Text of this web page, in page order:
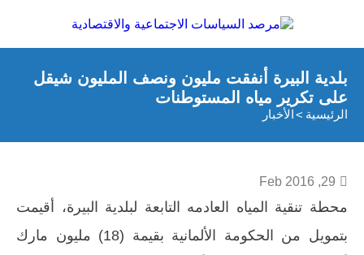
بلدية البيرة أنفقت مليون ونصف المليون شيقل
على تكرير مياه المستوطنات
الرئيسية الأخبار
29, Feb 2016
محطة تنقية المياه العادمه التابعة لبلدية البيرة، أقيمت
بتمويل من الحكومة الألمانية بقيمة (18) مليون مارك